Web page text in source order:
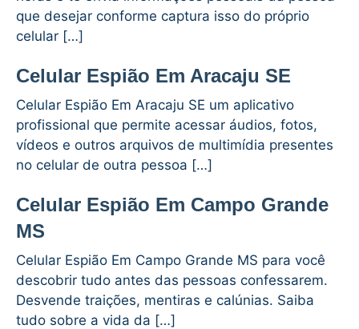
que desejar conforme captura isso do próprio
celular […]
Celular Espião Em Aracaju SE
Celular Espião Em Aracaju SE um aplicativo
profissional que permite acessar áudios, fotos,
vídeos e outros arquivos de multimídia presentes
no celular de outra pessoa […]
Celular Espião Em Campo Grande
MS
Celular Espião Em Campo Grande MS para você
descobrir tudo antes das pessoas confessarem.
Desvende traições, mentiras e calúnias. Saiba
tudo sobre a vida da […]